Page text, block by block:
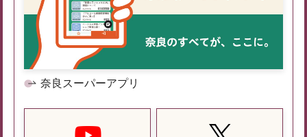
奈良スーパーアプリ